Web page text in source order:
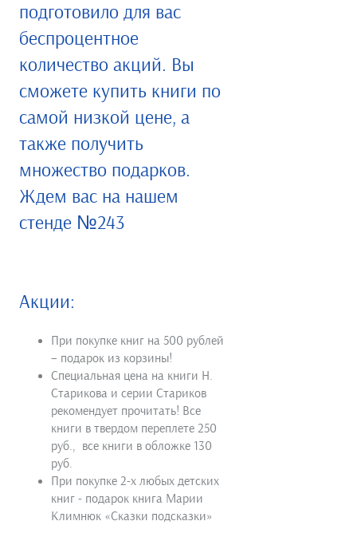
подготовило для вас
беспроцентное
количество акций. Вы
сможете купить книги по
самой низкой цене, а
также получить
множество подарков.
Ждем вас на нашем
стенде №243
Акции:
При покупке книг на 500 рублей
– подарок из корзины!
Специальная цена на книги Н.
Старикова и серии Стариков
рекомендует прочитать! Все
книги в твердом переплете 250
руб., все книги в обложке 130
руб.
При покупке 2-х любых детских
книг - подарок книга Марии
Климнюк «Сказки подсказки»